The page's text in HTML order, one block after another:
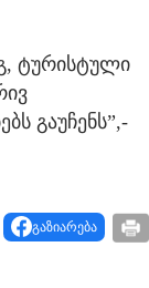
ტურისტული
გაუჩენს”,-
გაზიარება